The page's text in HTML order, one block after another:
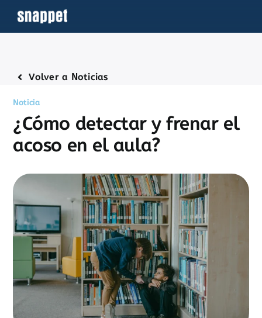
contenido
Volver a Noticias
Noticia
¿Cómo detectar y frenar el
acoso en el aula?